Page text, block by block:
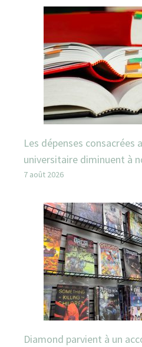
Les dépenses consacrées
universitaire diminuent à
7 août 2026
Diamond parvient à un